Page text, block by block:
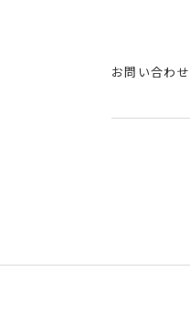
お問い合わせ